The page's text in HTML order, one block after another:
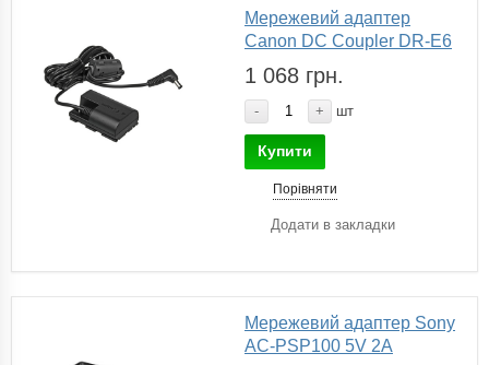
Мережевий адаптер
Canon DC Coupler DR-E6
1 068 грн.
- + шт
Купити
Порівняти
Додати в закладки
Мережевий адаптер Sony
AC-PSP100 5V 2A